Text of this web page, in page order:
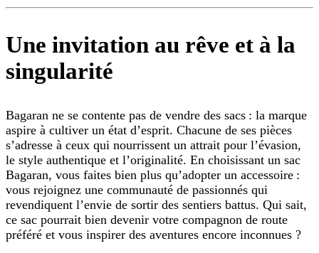
Une invitation au rêve et à la
singularité
Bagaran ne se contente pas de vendre des sacs : la marque
aspire à cultiver un état d’esprit. Chacune de ses pièces
s’adresse à ceux qui nourrissent un attrait pour l’évasion,
le style authentique et l’originalité. En choisissant un sac
Bagaran, vous faites bien plus qu’adopter un accessoire :
vous rejoignez une communauté de passionnés qui
revendiquent l’envie de sortir des sentiers battus. Qui sait,
ce sac pourrait bien devenir votre compagnon de route
préféré et vous inspirer des aventures encore inconnues ?